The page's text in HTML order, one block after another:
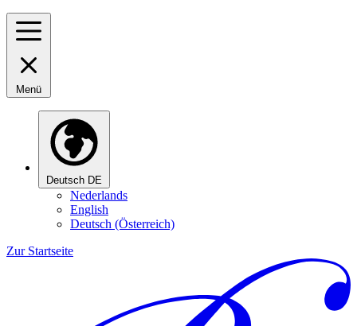
Menü
Deutsch DE
Nederlands
English
Deutsch (Österreich)
Zur Startseite